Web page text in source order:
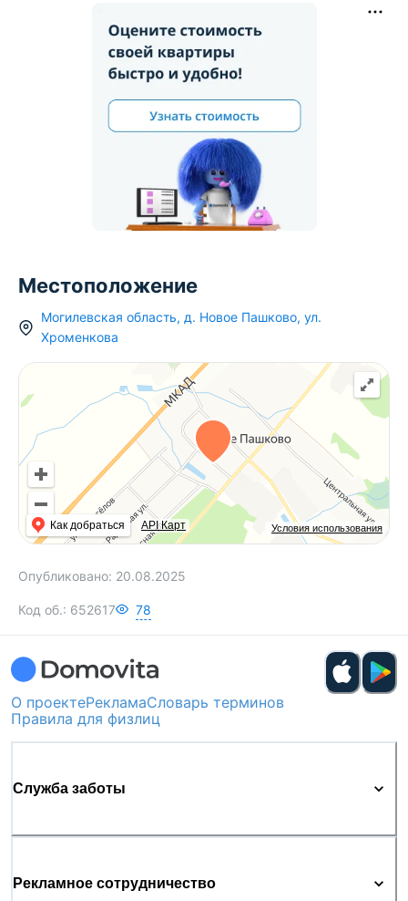
Местоположение
Могилевская область, д. Новое Пашково, ул.
Хроменкова
Условия использования
Как добраться API Карт
Опубликовано: 20.08.2025
Код об.: 652617 78
О проектеРекламаСловарь терминов
Правила для физлиц
Служба заботы
Рекламное сотрудничество